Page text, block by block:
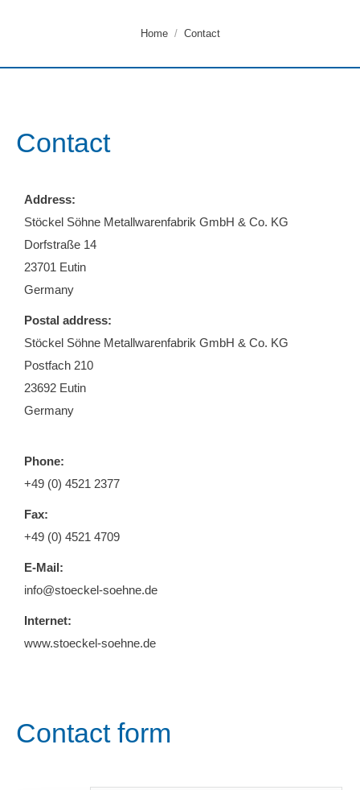
Home Contact
Contact
Address:
Stöckel Söhne Metallwarenfabrik GmbH & Co. KG
Dorfstraße 14
23701 Eutin
Germany
Postal address:
Stöckel Söhne Metallwarenfabrik GmbH & Co. KG
Postfach 210
23692 Eutin
Germany
Phone:
+49 (0) 4521 2377
Fax:
+49 (0) 4521 4709
E-Mail:
info@stoeckel-soehne.de
Internet:
www.stoeckel-soehne.de
Contact form